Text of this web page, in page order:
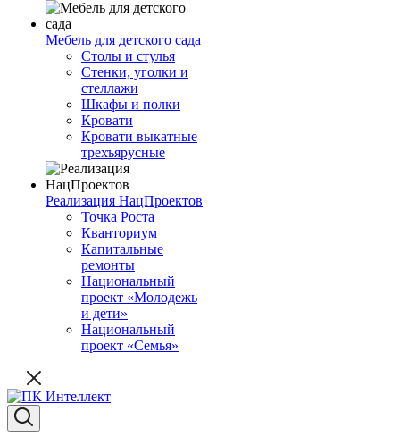
Мебель для детского сада
Столы и стулья
Стенки, уголки и
стеллажи
Шкафы и полки
Кровати
Кровати выкатные
трехъярусные
Реализация НацПроектов
Точка Роста
Кванториум
Капитальные
ремонты
Национальный
проект «Молодежь
и дети»
Национальный
проект «Семья»